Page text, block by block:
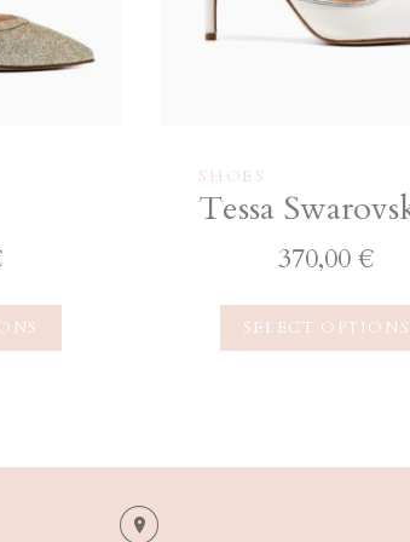
SHOES
Tessa
370,00€
SELECT OPTIONS